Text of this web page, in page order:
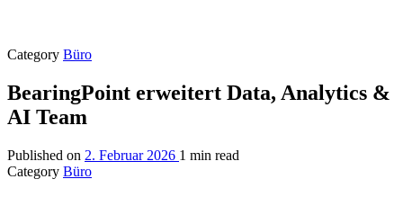
Category Büro
BearingPoint erweitert Data, Analytics &
AI Team
Published on 2. Februar 2026 1 min read
Category Büro